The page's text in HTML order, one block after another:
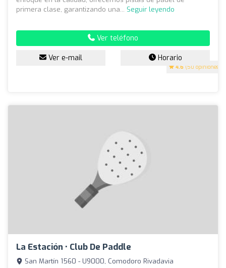
4.6 (50 opiniones)
primera clase, garantizando una... Seguir leyendo
Ver teléfono
Ver e-mail Horario
La Estación • Club De Paddle
San Martín 1560 - U9000, Comodoro Rivadavia